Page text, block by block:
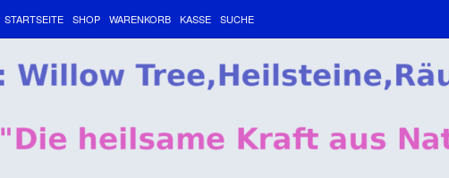
STARTSEITE SHOP WARENKORB KASSE SUCHE